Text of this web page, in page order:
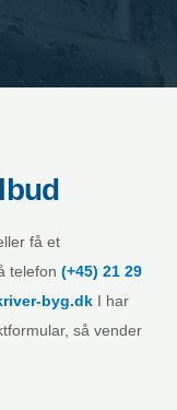
få et
telefon (+45) 21 29
byg.dk I har
så vender